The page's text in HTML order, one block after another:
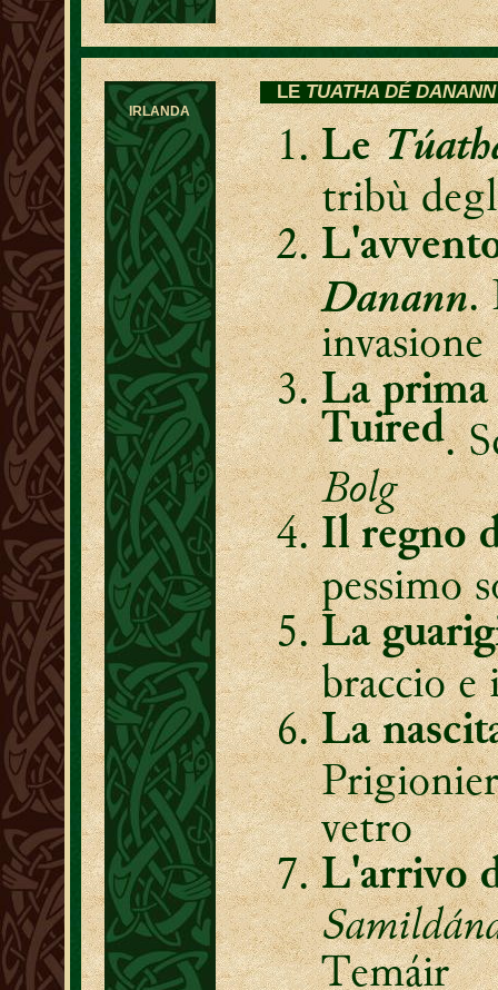
IRLANDA
LE TUATHA DÉ DANANN
Le
tribù
Danann.
invasione
La prima
Tuired.
Bolg
Il regno
pessimo
La
braccio
La
vetro
L'arrivo
Temáir